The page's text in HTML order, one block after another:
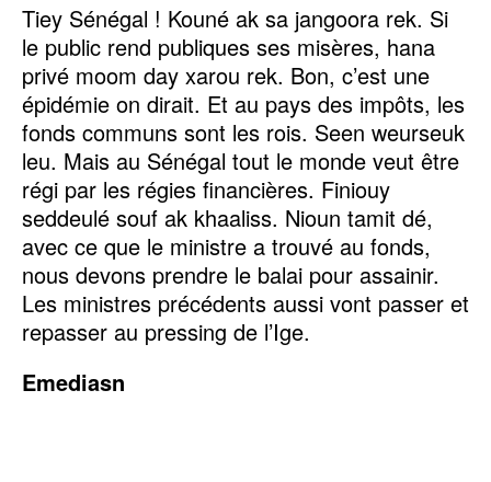
Tiey Sénégal ! Kouné ak sa jangoora rek. Si
le public rend publiques ses misères, hana
privé moom day xarou rek. Bon, c’est une
épidémie on dirait. Et au pays des impôts, les
fonds communs sont les rois. Seen weurseuk
leu. Mais au Sénégal tout le monde veut être
régi par les régies financières. Finiouy
seddeulé souf ak khaaliss. Nioun tamit dé,
avec ce que le ministre a trouvé au fonds,
nous devons prendre le balai pour assainir.
Les ministres précédents aussi vont passer et
repasser au pressing de l’Ige.
Emediasn